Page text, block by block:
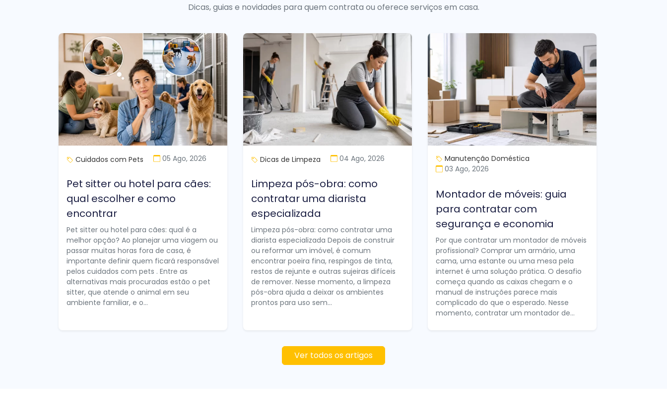
Dicas, guias e novidades para quem contrata ou oferece serviços em casa.
Cuidados com Pets 05 Ago, 2026
Pet sitter ou hotel para cães:
qual escolher e como
encontrar
Pet sitter ou hotel para cães: qual é a
melhor opção? Ao planejar uma viagem ou
passar muitas horas fora de casa, é
importante definir quem ficará responsável
pelos cuidados com pets . Entre as
alternativas mais procuradas estão o pet
sitter, que atende o animal em seu
ambiente familiar, e o...
Dicas de Limpeza 04 Ago, 2026
Limpeza pós-obra: como
contratar uma diarista
especializada
Limpeza pós-obra: como contratar uma
diarista especializada Depois de construir
ou reformar um imóvel, é comum
encontrar poeira fina, respingos de tinta,
restos de rejunte e outras sujeiras difíceis
de remover. Nesse momento, a limpeza
pós-obra ajuda a deixar os ambientes
prontos para uso sem...
Manutenção Doméstica
03 Ago, 2026
Montador de móveis: guia
para contratar com
segurança e economia
Por que contratar um montador de móveis
profissional? Comprar um armário, uma
cama, uma estante ou uma mesa pela
internet é uma solução prática. O desafio
começa quando as caixas chegam e o
manual de instruções parece mais
complicado do que o esperado. Nesse
momento, contratar um montador de...
Ver todos os artigos